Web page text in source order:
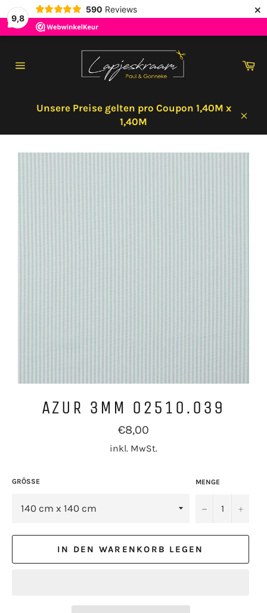
9,8
590 Reviews ×
Inhalt
Seitennavigation
Unsere Preise gelten pro Coupon 1,40M x
1,40M
AZUR 3MM 02510.039
Normaler
Preis
€8,00
inkl. MwSt.
GRÖSSE MENGE
− +
IN DEN WARENKORB LEGEN